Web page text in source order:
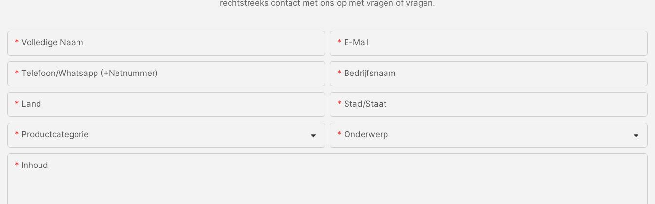
rechtstreeks contact met ons op met vragen of vragen.
Volledige Naam E-Mail
Telefoon/whatsapp (+netnummer) Bedrijfsnaam
Land Stad/staat
Productcategorie Onderwerp
Inhoud